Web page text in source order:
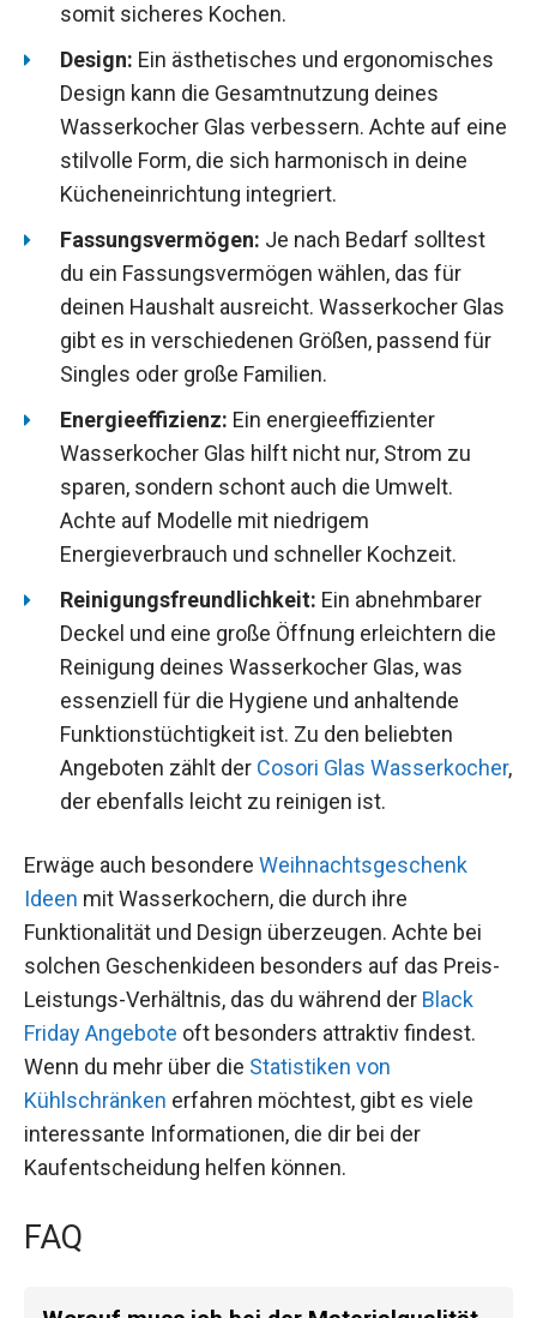
somit sicheres Kochen.
Design: Ein ästhetisches und ergonomisches
Design kann die Gesamtnutzung deines
Wasserkocher Glas verbessern. Achte auf eine
stilvolle Form, die sich harmonisch in deine
Kücheneinrichtung integriert.
Fassungsvermögen: Je nach Bedarf solltest
du ein Fassungsvermögen wählen, das für
deinen Haushalt ausreicht. Wasserkocher Glas
gibt es in verschiedenen Größen, passend für
Singles oder große Familien.
Energieeffizienz: Ein energieeffizienter
Wasserkocher Glas hilft nicht nur, Strom zu
sparen, sondern schont auch die Umwelt.
Achte auf Modelle mit niedrigem
Energieverbrauch und schneller Kochzeit.
Reinigungsfreundlichkeit: Ein abnehmbarer
Deckel und eine große Öffnung erleichtern die
Reinigung deines Wasserkocher Glas, was
essenziell für die Hygiene und anhaltende
Funktionstüchtigkeit ist. Zu den beliebten
Angeboten zählt der Cosori Glas Wasserkocher,
der ebenfalls leicht zu reinigen ist.
Erwäge auch besondere Weihnachtsgeschenk
Ideen mit Wasserkochern, die durch ihre
Funktionalität und Design überzeugen. Achte bei
solchen Geschenkideen besonders auf das Preis-
Leistungs-Verhältnis, das du während der Black
Friday Angebote oft besonders attraktiv findest.
Wenn du mehr über die Statistiken von
Kühlschränken erfahren möchtest, gibt es viele
interessante Informationen, die dir bei der
Kaufentscheidung helfen können.
FAQ